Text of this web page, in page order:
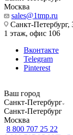
Москва
sales@1tmp.ru
Санкт-
1 этаж, офис 106
Вконтакте
Telegram
Pinterest
Ваш город
Санкт-Петербург
Санкт-Петербург
Москва
8 800 707 25 22